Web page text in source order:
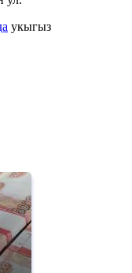
укыгыз